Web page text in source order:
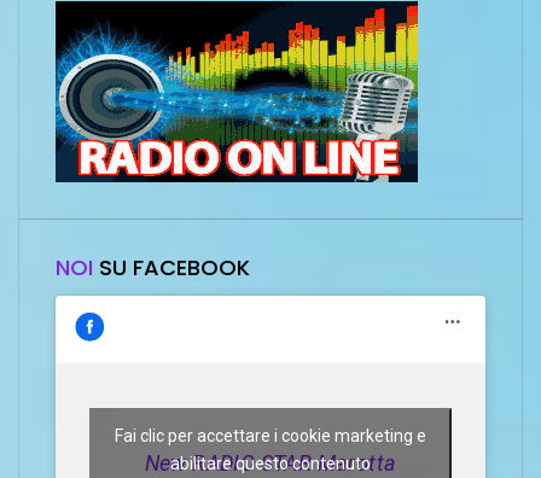
NOI SU FACEBOOK
New RADIO STAR Marotta
Fai clic per accettare i cookie marketing e
abilitare questo contenuto